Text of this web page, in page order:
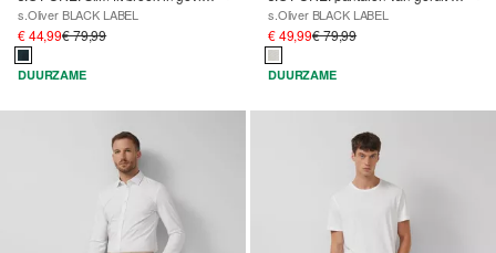
s.Oliver BLACK LABEL
€ 44,99€ 79,99
DUURZAME
s.Oliver BLACK LABEL
€ 49,99€ 79,99
DUURZAME